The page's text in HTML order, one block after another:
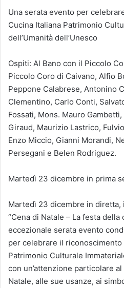
Una serata evento per
Cucina Italiana Patrimonio
dell’Umanità dell’Unesco
Ospiti: Al Bano con il Piccolo
Piccolo Coro di Caivano, Alfio
Peppone Calabrese, Antonino
Clementino, Carlo Conti,
Fossati, Mons. Mauro
Giraud, Maurizio Lastrico,
Enzo Miccio, Gianni Morandi,
Persegani e Belen Rodriguez.
Martedì 23 dicembre in prima
Martedì 23 dicembre in diretta,
“Cena di Natale – La festa della
eccezionale serata evento
per celebrare il riconoscimento
Patrimonio Culturale
con un’attenzione particolare
Natale, alle sue usanze, ai